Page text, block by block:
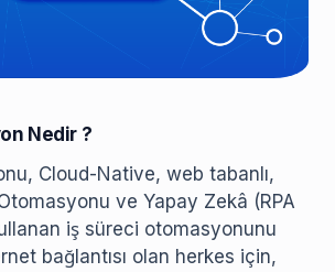
Nedir ?
Cloud-Native, web tabanlı,
ve Yapay Zekâ (RPA
iş süreci otomasyonunu
bağlantısı olan herkes için,